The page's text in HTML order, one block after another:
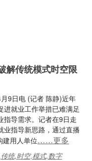
解传统模式时空限
9日电 (记者 陈静)近年
就业工作举措已难满足
指导需求。记者在9日走
业指导新思路，通过直播
建用人单位……更多
统,时空,模式,数字